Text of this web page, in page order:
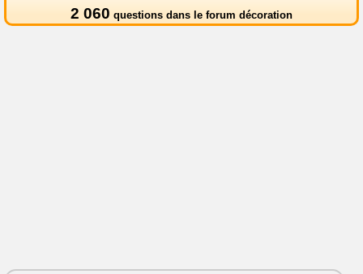
2 060 questions dans le forum décoration